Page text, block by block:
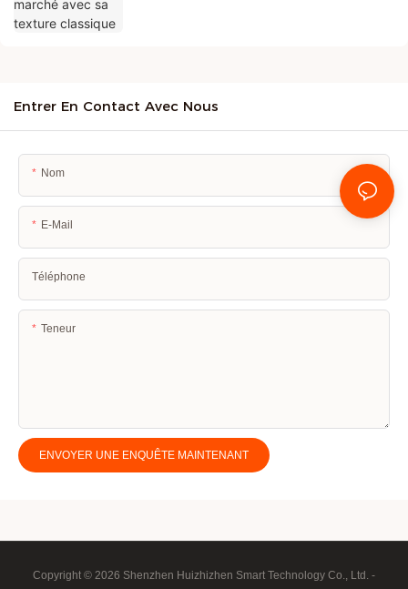
Entrer En Contact Avec Nous
Nom
E-Mail
Téléphone
Teneur
ENVOYER UNE ENQUÊTE MAINTENANT
Copyright © 2026 Shenzhen Huizhizhen Smart Technology Co., Ltd. -